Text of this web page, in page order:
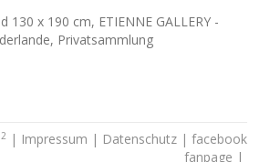
130 x 190 cm, ETIENNE GALLERY -
Privatsammlung
2 | Impressum | Datenschutz | facebook
fanpage |